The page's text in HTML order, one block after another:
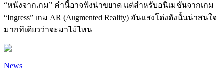
“หนังจากเกม” คำนี้อาจฟังน่าขยาด แต่สำหรับอนิเมชันจากเกม
“Ingress” เกม AR (Augmented Reality) อันแสงโด่งดังนั้นน่าสนใจ
มากทีเดียวว่าจะมาไม้ไหน
News